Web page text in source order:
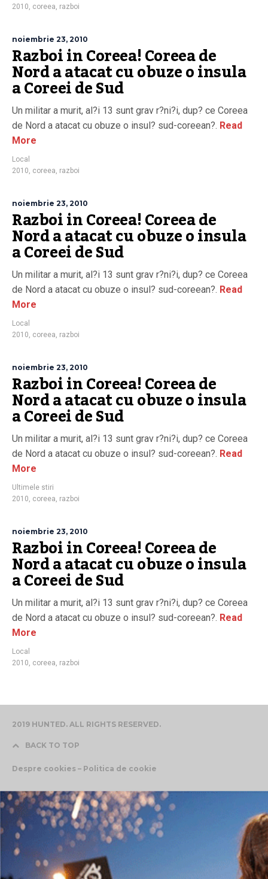
2010, coreea, razboi
noiembrie 23, 2010
Razboi in Coreea! Coreea de
Nord a atacat cu obuze o insula
a Coreei de Sud
Un militar a murit, al?i 13 sunt grav r?ni?i, dup? ce Coreea
de Nord a atacat cu obuze o insul? sud-coreean?. Read
More
Local
2010, coreea, razboi
noiembrie 23, 2010
Razboi in Coreea! Coreea de
Nord a atacat cu obuze o insula
a Coreei de Sud
Un militar a murit, al?i 13 sunt grav r?ni?i, dup? ce Coreea
de Nord a atacat cu obuze o insul? sud-coreean?. Read
More
Local
2010, coreea, razboi
noiembrie 23, 2010
Razboi in Coreea! Coreea de
Nord a atacat cu obuze o insula
a Coreei de Sud
Un militar a murit, al?i 13 sunt grav r?ni?i, dup? ce Coreea
de Nord a atacat cu obuze o insul? sud-coreean?. Read
More
Ultimele stiri
2010, coreea, razboi
noiembrie 23, 2010
Razboi in Coreea! Coreea de
Nord a atacat cu obuze o insula
a Coreei de Sud
Un militar a murit, al?i 13 sunt grav r?ni?i, dup? ce Coreea
de Nord a atacat cu obuze o insul? sud-coreean?. Read
More
Local
2010, coreea, razboi
2019 HUNTED. ALL RIGHTS RESERVED.
BACK TO TOP
Despre cookies – Politica de cookie